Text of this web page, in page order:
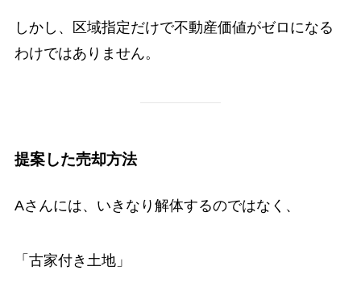
しかし、区域指定だけで不動産価値がゼロになる
わけではありません。
提案した売却方法
Aさんには、いきなり解体するのではなく、
「古家付き土地」